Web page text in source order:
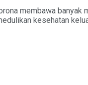
membawa banyak
kesehatan